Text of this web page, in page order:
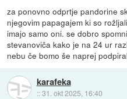
za ponovno odprtje pandorine
njegovim papagajem ki so
imajo samo oni. se dobro
stevanoviča kako je na 24 ur
nebu če bomo še naprej
karafeka
::31. okt 2025, 16:40